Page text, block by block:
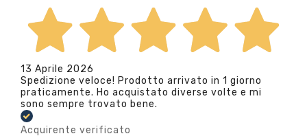
13 Aprile 2026
Spedizione veloce! Prodotto arrivato in 1 giorno
praticamente. Ho acquistato diverse volte e mi
sono sempre trovato bene.
Acquirente verificato